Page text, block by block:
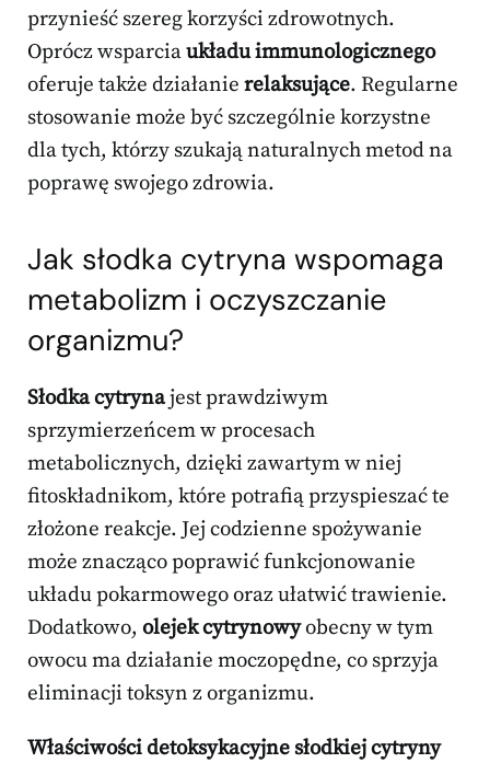
przynieść szereg korzyści zdrowotnych.
Oprócz wsparciaukładu immunologicznego
oferuje także działanie relaksujące. Regularne
stosowanie może być szczególnie korzystne
dla tych, którzy szukają naturalnych metod na
poprawę swojego zdrowia.
Jak słodka cytryna wspomaga
metabolizm i oczyszczanie
organizmu?
Słodka cytrynajest prawdziwym
sprzymierzeńcem w procesach
metabolicznych, dzięki zawartym w niej
fitoskładnikom, które potrafią przyspieszać te
złożone reakcje. Jej codzienne spożywanie
może znacząco poprawić funkcjonowanie
układu pokarmowego oraz ułatwić trawienie.
Dodatkowo, olejek cytrynowyobecny w tym
owocu ma działanie moczopędne, co sprzyja
eliminacji toksyn z organizmu.
Właściwości detoksykacyjne słodkiej cytryny